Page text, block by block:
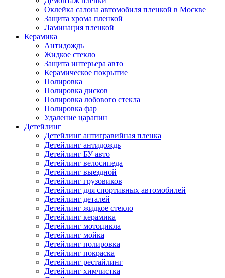
Оклейка салона автомобиля пленкой в Москве
Защита хрома пленкой
Ламинация пленкой
Керамика
Антидождь
Жидкое стекло
Защита интерьера авто
Керамическое покрытие
Полировка
Полировка дисков
Полировка лобового стекла
Полировка фар
Удаление царапин
Детейлинг
Детейлинг антигравийная пленка
Детейлинг антидождь
Детейлинг БУ авто
Детейлинг велосипеда
Детейлинг выездной
Детейлинг грузовиков
Детейлинг для спортивных автомобилей
Детейлинг деталей
Детейлинг жидкое стекло
Детейлинг керамика
Детейлинг мотоцикла
Детейлинг мойка
Детейлинг полировка
Детейлинг покраска
Детейлинг рестайлинг
Детейлинг химчистка